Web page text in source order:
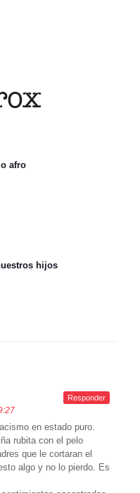
afro
hijos
en estado puro.
rubita con el pelo
que le cortaran el
algo y no lo pierdo. Es
Responder